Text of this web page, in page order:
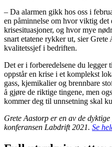
– Da alarmen gikk hos oss i
en påminnelse om hvor viktig det
krisesituasjoner, og hvor mye
snart etatene rykker ut, sier
kvalitetssjef i bedriften.
Det er i forberedelsene du legger
oppstår en krise i et komplekst
gass, kjemikalier og brennbare
å gjøre de riktige tingene, men
kommer deg til unnsetning skal
Grete Aastorp er en av de
konferansen Labdrift 2021. Se